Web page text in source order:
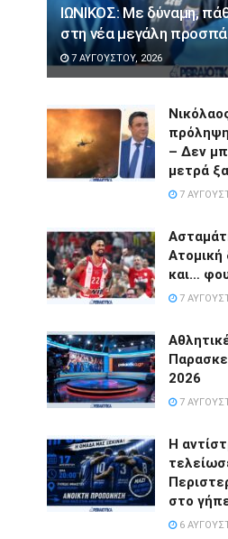
ΙΩΝΙΚΟΣ: Με δύναμη,
στη νέα μεγάλη
7 ΑΥΓΟΎΣΤΟΥ, 2026
– Δεν
μετρά
7
Ατομική
και…
7
2026
7
Η
στο
6